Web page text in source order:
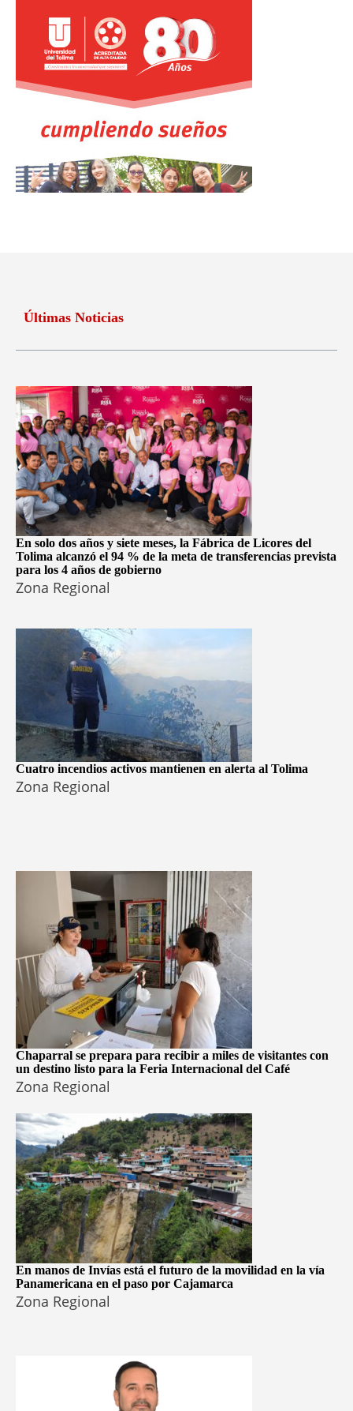
Últimas Noticias
En solo dos años y siete meses, la Fábrica de Licores del
Tolima alcanzó el 94 % de la meta de transferencias prevista
para los 4 años de gobierno
Zona Regional
Cuatro incendios activos mantienen en alerta al Tolima
Zona Regional
Chaparral se prepara para recibir a miles de visitantes con
un destino listo para la Feria Internacional del Café
Zona Regional
En manos de Invías está el futuro de la movilidad en la vía
Panamericana en el paso por Cajamarca
Zona Regional